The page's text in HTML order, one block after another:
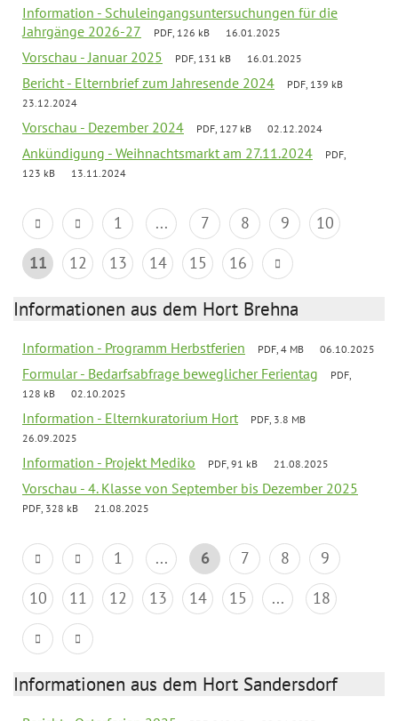
Information - Schuleingangsuntersuchungen für die
Jahrgänge 2026-27
PDF, 126 kB 16.01.2025
Vorschau - Januar 2025 PDF, 131 kB 16.01.2025
Bericht - Elternbrief zum Jahresende 2024
PDF, 139 kB
23.12.2024
Vorschau - Dezember 2024 PDF, 127 kB 02.12.2024
Ankündigung - Weihnachtsmarkt am 27.11.2024
PDF,
123 kB
13.11.2024
1 ... 7 8 9
10
11
12 13 14 15 16
Informationen aus dem Hort Brehna
Information - Programm Herbstferien PDF, 4 MB 06.10.2025
Formular - Bedarfsabfrage beweglicher Ferientag
PDF,
128 kB
02.10.2025
Information - Elternkuratorium Hort
PDF, 3.8 MB
26.09.2025
Information - Projekt Mediko PDF, 91 kB 21.08.2025
Vorschau - 4. Klasse von September bis Dezember 2025
PDF, 328 kB 21.08.2025
1 ... 6 7 8
9
10
11 12 13 14 15 ... 18
Informationen aus dem Hort Sandersdorf